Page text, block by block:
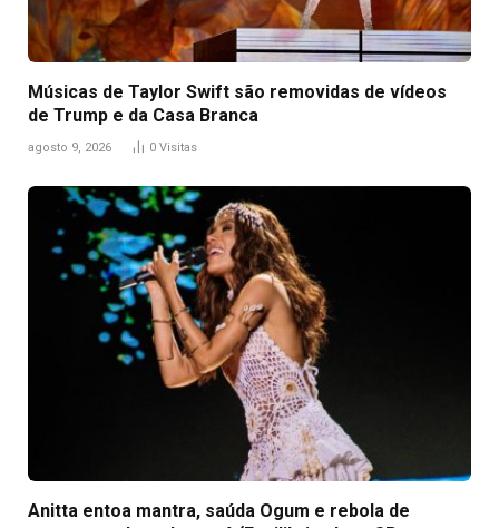
Músicas de Taylor Swift são removidas de vídeos
de Trump e da Casa Branca
agosto 9, 2026 0 Visitas
Anitta entoa mantra, saúda Ogum e rebola de